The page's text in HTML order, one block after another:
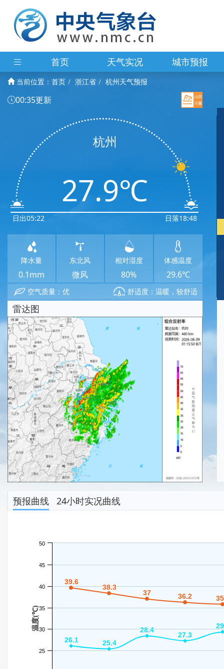
首页 天气实况 城市预报
当前位置： 首页 浙江省 杭州天气预报
00:35更新
日出05:22
杭州
27.9℃
日落18:48
降水量
0.1mm
东北风
微风
相对湿度
80%
体感温度
29.6℃
空气质量：优 舒适度：温暖，较舒适
雷达图
预报曲线 24小时实况曲线
温度(℃)
39.6
39.6
38.3
38.3
37
37 36.2
36.2
26.1
26.1 25.4
25.4
28.4
28.4
27.3
27.3
25
30
35
40
45
50